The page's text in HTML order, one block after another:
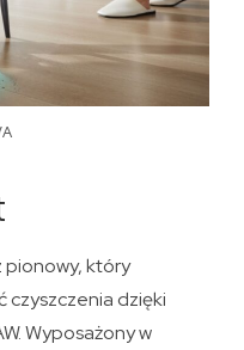
pionowy, który
czyszczenia dzięki
Wyposażony w